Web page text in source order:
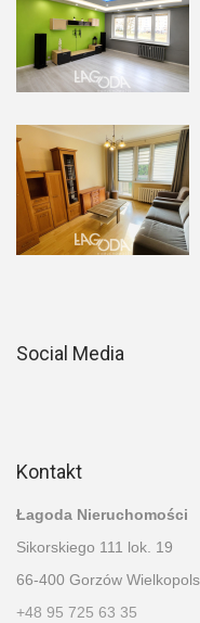
Social Media
Kontakt
Łagoda Nieruchomości
Sikorskiego 111 lok. 19
66-400 Gorzów
+48 95 725 63 35